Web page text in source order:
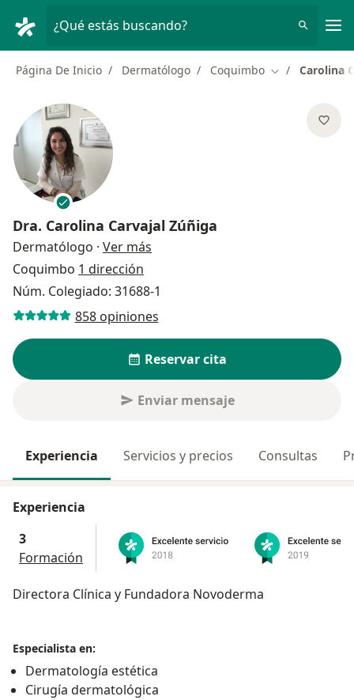
¿Qué estás buscando?
Página De Inicio Dermatólogo Coquimbo Cambiar de
Carolina
Dra. Carolina Carvajal Zúñiga
Dermatólogo · Ver más
Coquimbo 1 dirección
Núm. Colegiado: 31688-1
858 opiniones
Reservar cita
Enviar mensaje
Experiencia Servicios y precios Consultas
Experiencia
3
Formación
Directora Clínica y Fundadora Novoderma
Especialista en:
Dermatología estética
Cirugía dermatológica